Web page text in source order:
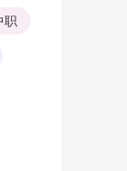
职